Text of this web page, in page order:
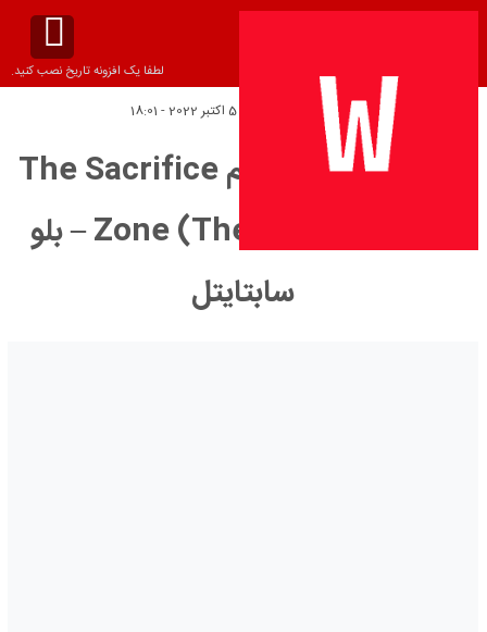
لطفا یک افزونه تاریخ نصب کنید.
تاریخ انتشار:
دانلود زیرنویس فیلم The Sacrifice
Zone (The Activist) 2022 – بلو
سابتايتل